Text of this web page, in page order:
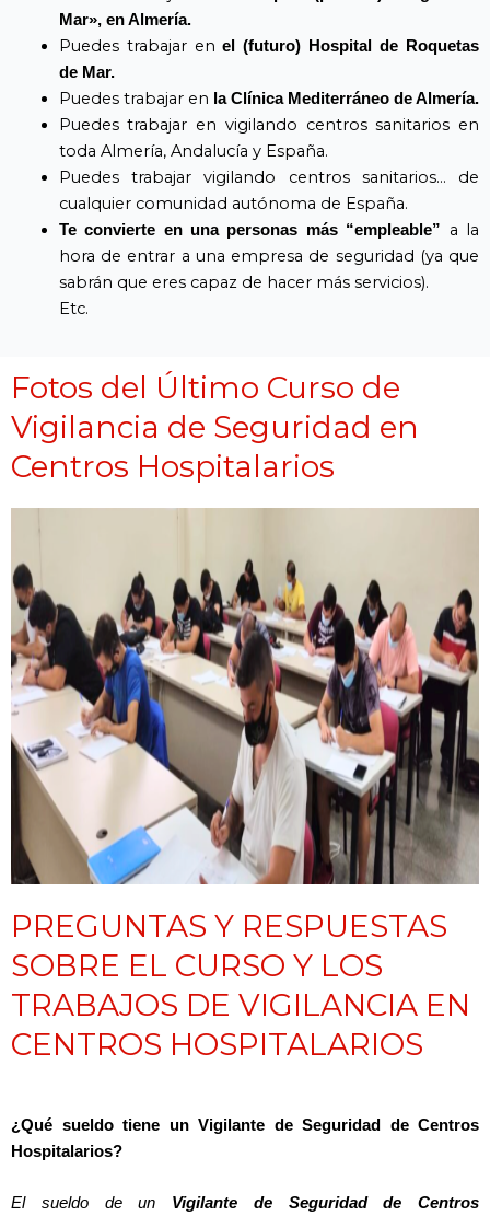
Mar», en Almería.
Puedes trabajar enel (futuro) Hospital de Roquetas
de Mar.
Puedes trabajar en la Clínica Mediterráneo de Almería.
Puedes trabajar en vigilando centros sanitarios en
toda Almería, Andalucía y España.
Puedes trabajar vigilando centros sanitarios… de
cualquier comunidad autónoma de España.
Te convierte en una personas más “empleable”
a la
hora de entrar a una empresa de seguridad (ya que
sabrán que eres capaz de hacer más servicios).
Etc.
Fotos del Último Curso de
Vigilancia de Seguridad en
Centros Hospitalarios
PREGUNTAS Y RESPUESTAS
SOBRE EL CURSO Y LOS
TRABAJOS DE VIGILANCIA EN
CENTROS HOSPITALARIOS
¿Qué sueldo tiene un Vigilante de Seguridad de Centros
Hospitalarios?
El sueldo de un Vigilante de Seguridad de Centros